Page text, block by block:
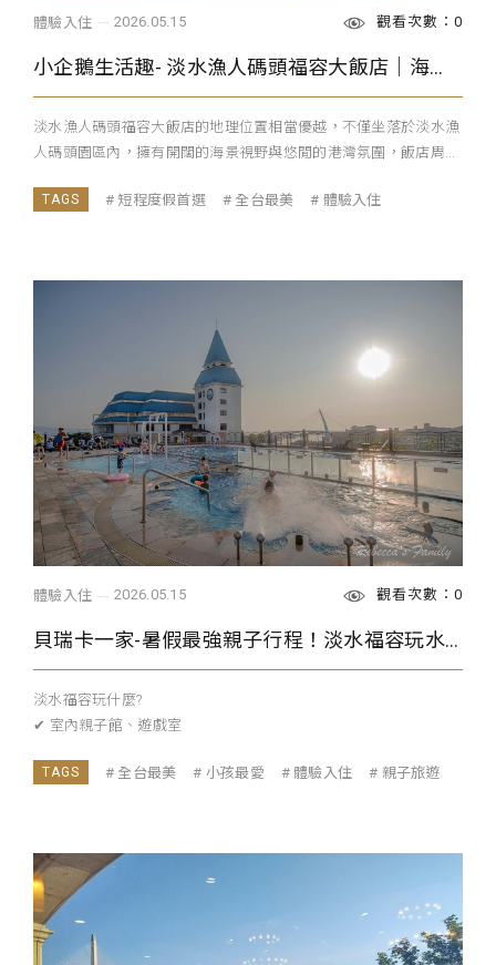
體驗入住 2026.05.15 觀看次數：0
小企鵝生活趣- 淡水漁人碼頭福容大飯店｜海景＋美食雙重享受 一站式親子度假飯店
淡水漁人碼頭福容大飯店的地理位置相當優越，不僅坐落於淡水漁
人碼頭園區內，擁有開闊的海景視野與悠閒的港灣氛圍，飯店周...
短程度假首選 全台最美 體驗入住
體驗入住 2026.05.15 觀看次數：0
貝瑞卡一家-暑假最強親子行程！淡水福容玩水啦！
淡水福容玩什麼?
✔ 室內親子館、遊戲室
全台最美
小孩最愛 體驗入住 親子旅遊